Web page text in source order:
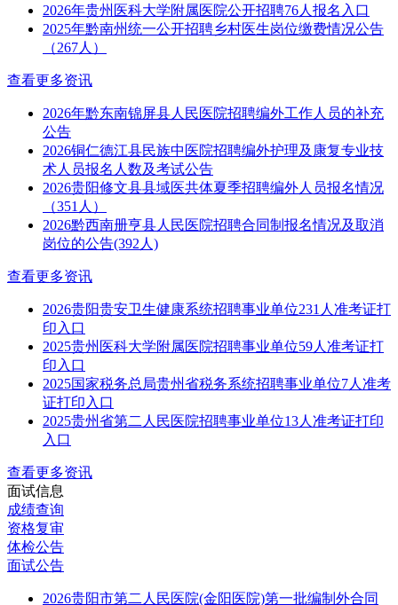
2026年贵州医科大学附属医院公开招聘76人报名入口
2025年黔南州统一公开招聘乡村医生岗位缴费情况公告
（267人）
查看更多资讯
2026年黔东南锦屏县人民医院招聘编外工作人员的补充
公告
2026铜仁德江县民族中医院招聘编外护理及康复专业技
术人员报名人数及考试公告
2026贵阳修文县县域医共体夏季招聘编外人员报名情况
（351人）
2026黔西南册亨县人民医院招聘合同制报名情况及取消
岗位的公告(392人)
查看更多资讯
2026贵阳贵安卫生健康系统招聘事业单位231人准考证打
印入口
2025贵州医科大学附属医院招聘事业单位59人准考证打
印入口
2025国家税务总局贵州省税务系统招聘事业单位7人准考
证打印入口
2025贵州省第二人民医院招聘事业单位13人准考证打印
入口
查看更多资讯
面试信息
成绩查询
资格复审
体检公告
面试公告
2026贵阳市第二人民医院(金阳医院)第一批编制外合同